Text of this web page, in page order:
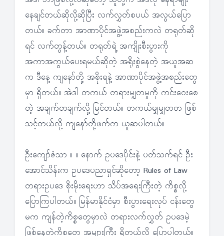
နေချင်တယ်ဆိုလို့ဆိုပြီး လက်လွှတ်စပယ် အလွယ်ပြော
တယ်။ ခက်တာ အာဏာပိုင်အဖွဲ့အစည်းကလဲ တရုတ်ဆို
ရင် လက်တွန့်တယ်။ တရုတ်ရဲ့ အကျိုးစီးပွားကို
အကာအကွယ်ပေးရမယ်ဆိုတဲ့ အရိုးစွဲနေတဲ့ အယူအဆ
က ဒီနေ့ ကျနော်တို့ အစိုးရနဲ့ အာဏာပိုင်အဖွဲ့အစည်းတွေ
မှာ ရှိတယ်။ အဲဒါ တကယ် တရားမျှတမှုကို ကင်းဝေးစေ
တဲ့ အချက်တချက်လို့ မြင်တယ်။ တကယ်မျှမျှတတ ဖြစ်
သင့်တယ်လို့ ကျနော်တို့ဖက်က ယူဆပါတယ်။
ဦးကျော်ဇံသာ ။ ။ နောက် ဥပဒေပိုင်းနဲ့ ပတ်သက်ရင် ဦး
အောင်သိန်းက ဥပဒေပညာရှင်ဆိုတော့ Rules of Law
တရားဥပဒေ စိုးမိုးရေးဟာ သိပ်အရေးကြီးတဲ့ ကိစ္စလို့
ပြောကြပါတယ်။ မြန်မာနိုင်ငံမှာ စီးပွားရေးလုပ် ငန်းတွေ
မက ကျန်တဲ့ကိစ္စတွေမှာလဲ တရားလက်လွှတ် ဥပဒေမဲ့
ဖြစ်နေတဲ့ကိစ္စတွေ အများကြီး ရှိတယ်လို့ ပြောပါတယ်။